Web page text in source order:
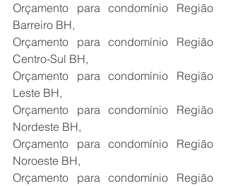
Orçamento para condomínio Região
Barreiro BH,
Orçamento para condomínio Região
Centro-Sul BH,
Orçamento para condomínio Região
Leste BH,
Orçamento para condomínio Região
Nordeste BH,
Orçamento para condomínio Região
Noroeste BH,
Orçamento para condomínio Região